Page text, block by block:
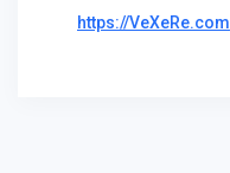
https://VeXeRe.com